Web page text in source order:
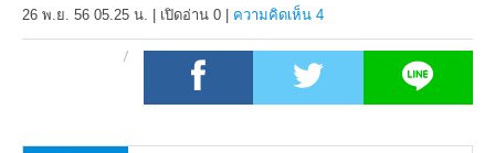
26 พ.ย. 56 05.25 น. เปิดอ่าน 0 ความคิดเห็น 4